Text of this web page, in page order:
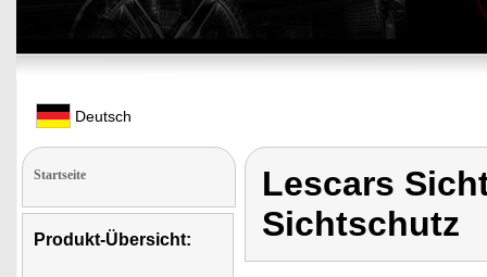
Deutsch
Startseite
Produkt-Übersicht:
Lescars
Sichtschutz